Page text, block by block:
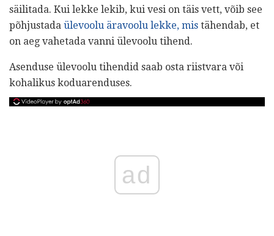
säilitada. Kui lekke lekib, kui vesi on täis vett, võib see
põhjustada ülevoolu äravoolu lekke, mis tähendab, et
on aeg vahetada vanni ülevoolu tihend.
Asenduse ülevoolu tihendid saab osta riistvara või
kohalikus koduarenduses.
ad